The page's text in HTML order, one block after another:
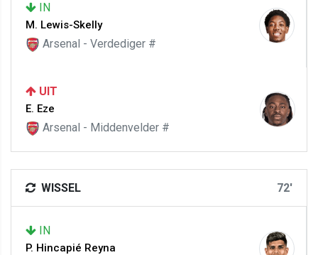
IN
M. Lewis-Skelly
Arsenal - Verdediger #
UIT
E. Eze
Arsenal - Middenvelder #
WISSEL 72'
IN
P. Hincapié Reyna